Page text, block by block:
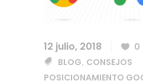
12 julio, 2018 0
BLOG, CONSEJOS
POSICIONAMIENTO